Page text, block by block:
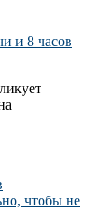
и 8 часов
чтобы не